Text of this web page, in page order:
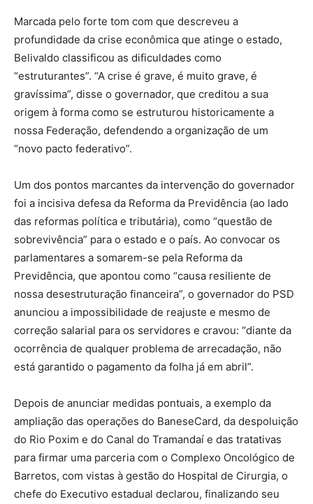
Marcada pelo forte tom com que descreveu a
profundidade da crise econômica que atinge o estado,
Belivaldo classificou as dificuldades como
“estruturantes”. “A crise é grave, é muito grave, é
gravíssima”, disse o governador, que creditou a sua
origem à forma como se estruturou historicamente a
nossa Federação, defendendo a organização de um
“novo pacto federativo”.
Um dos pontos marcantes da intervenção do governador
foi a incisiva defesa da Reforma da Previdência (ao lado
das reformas política e tributária), como “questão de
sobrevivência” para o estado e o país. Ao convocar os
parlamentares a somarem-se pela Reforma da
Previdência, que apontou como “causa resiliente de
nossa desestruturação financeira”, o governador do PSD
anunciou a impossibilidade de reajuste e mesmo de
correção salarial para os servidores e cravou: “diante da
ocorrência de qualquer problema de arrecadação, não
está garantido o pagamento da folha já em abril”.
Depois de anunciar medidas pontuais, a exemplo da
ampliação das operações do BaneseCard, da despoluição
do Rio Poxim e do Canal do Tramandaí e das tratativas
para firmar uma parceria com o Complexo Oncológico de
Barretos, com vistas à gestão do Hospital de Cirurgia, o
chefe do Executivo estadual declarou, finalizando seu